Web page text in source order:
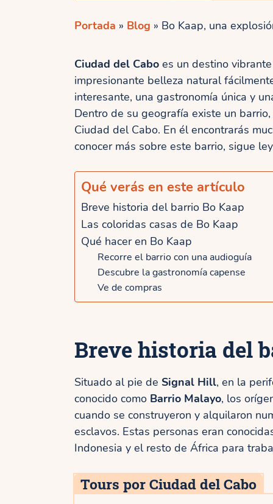
Portada » Blog » Bo Kaap, una
Ciudad del Cabo es un destino
impresionante belleza natural
interesante, una gastronomía única y
Dentro de su geografía existe un
Ciudad del Cabo. En él encontrarás
conocer más sobre este barrio, sigue
Qué verás en este artículo
Breve historia del barrio Bo Kaap
Las coloridas casas de Bo Kaap
Qué hacer en Bo Kaap
Recorre el barrio con una audioguía
Descubre la gastronomía capense
Ve de compras
Breve historia del
Situado al pie de Signal Hill, en la
conocido como Barrio Malayo, los
cuando se construyeron y alquilaron
esclavos. Estas personas eran
Indonesia y el resto de África para
Tours por Ciudad del Cabo